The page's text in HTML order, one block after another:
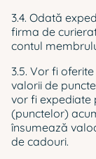
3.4. Odată
firma de
contul
3.5. Vor fi
valorii de
vor fi
(punctelor)
însumează
de cadouri.